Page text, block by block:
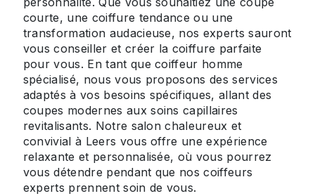
courte, une coiffure tendance ou une
transformation audacieuse, nos experts sauront
vous conseiller et créer la coiffure parfaite
pour vous. En tant que coiffeur homme
spécialisé, nous vous proposons des services
adaptés à vos besoins spécifiques, allant des
coupes modernes aux soins capillaires
revitalisants. Notre salon chaleureux et
convivial à Leers vous offre une expérience
relaxante et personnalisée, où vous pourrez
vous détendre pendant que nos coiffeurs
experts prennent soin de vous.